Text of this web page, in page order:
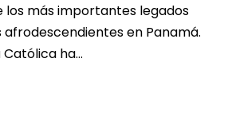
los más importantes legados
en Panamá.
Católica ha…